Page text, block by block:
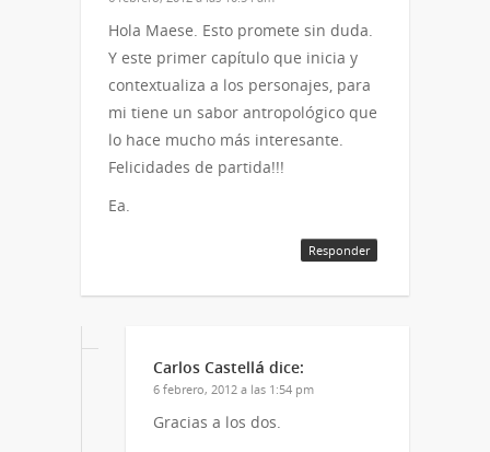
Hola Maese. Esto promete sin duda.
Y este primer capítulo que inicia y
contextualiza a los personajes, para
mi tiene un sabor antropológico que
lo hace mucho más interesante.
Felicidades de partida!!!
Ea.
Responder
Carlos Castellá dice:
6 febrero, 2012 a las 1:54 pm
Gracias a los dos.